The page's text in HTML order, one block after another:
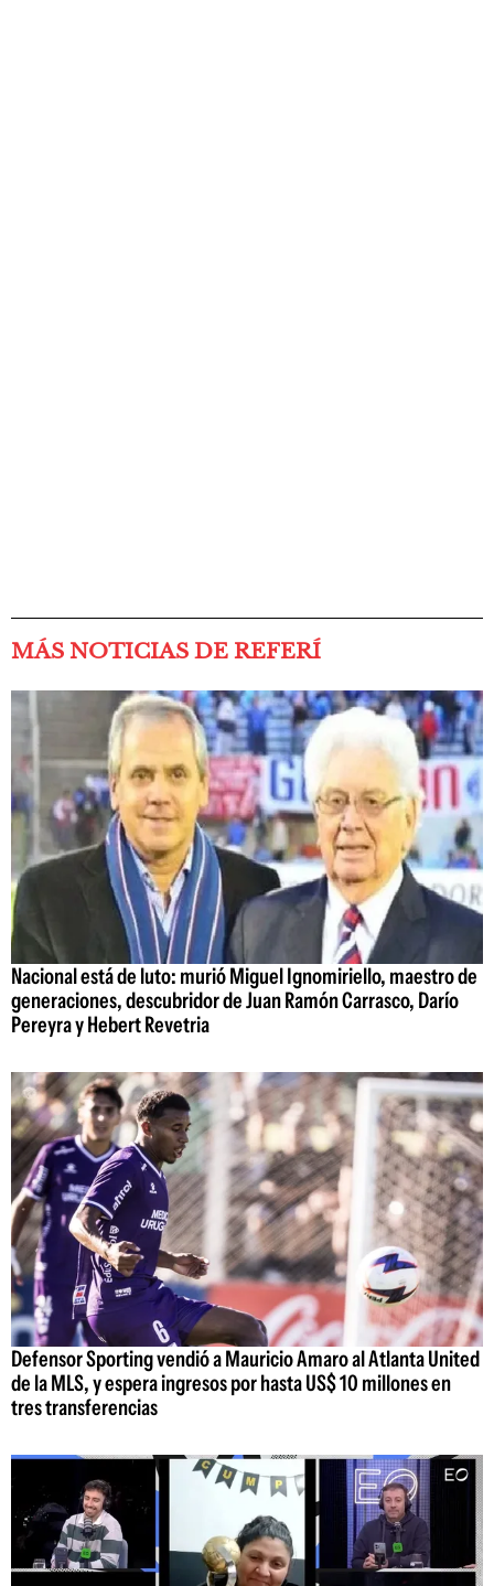
MÁS NOTICIAS DE REFERÍ
Nacional está de luto: murió Miguel Ignomiriello, maestro de
generaciones, descubridor de Juan Ramón Carrasco, Darío
Pereyra y Hebert Revetria
Defensor Sporting vendió a Mauricio Amaro al Atlanta United
de la MLS, y espera ingresos por hasta US$ 10 millones en
tres transferencias